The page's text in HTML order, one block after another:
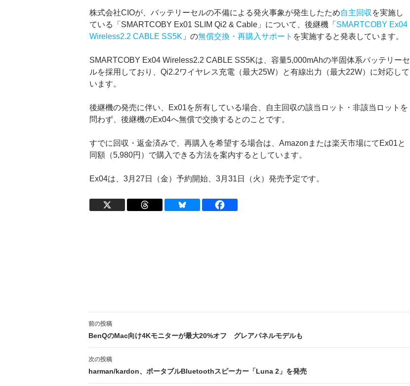
株式会社CIOが、バッテリーセルの不備による発火事象が発生したため自主回収 を実施し
ている「SMARTCOBY Ex01 SLIM Qi2 & Cable」について、後継機「 SMARTCOBY Ex04
Wireless2.2 CABLE SS5K 」の無償交換・再購入サポート を実施すると発表しています。
SMARTCOBY Ex04 Wireless2.2 CABLE SS5Kは、容量5,000mAhの半固体系バッテリーセ
ルを採用しており、Qi2.2ワイヤレス充電（最大25W）と有線出力（最大22W）に対応して
います。
後継機の発売に伴い、Ex01を所有している場合、自主回収の該当ロット・非該当ロットを
問わず、後継機のEx04へ無償で交換するとのことです。
すでに回収・返金済みで、再購入を希望する場合は、Amazonまたは楽天市場にてEx01と
同額（5,980円）で購入できる方法を案内するとしています。
Ex04は、3月27日（金）予約開始、3月31日（火）発売予定です。
投
稿
ナ
ビ
前の投稿
BenQのMac向け4Kモニターが最大20%オフ グレアパネルモデルも
次の投稿
harman/kardon、ポータブルBluetoothスピーカー「Luna 2」を発売